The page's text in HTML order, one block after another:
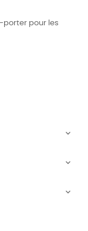
porter pour les


